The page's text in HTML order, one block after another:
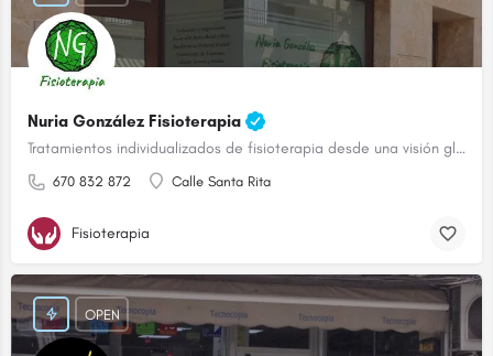
Nuria González Fisioterapia
Tratamientos individualizados de fisioterapia desde una visión global
670 832 872 Calle Santa Rita
Fisioterapia
OPEN